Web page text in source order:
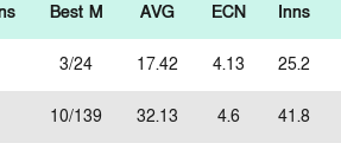
Best M AVG ECN Inns
3/24 17.42 4.13 25.2
10/139 32.13 4.6 41.8